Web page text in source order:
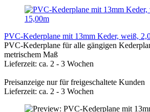
PVC-Kederplane mit 13mm Keder, weiß,
PVC-Kederplane für alle gängigen
metrischem Maß
Lieferzeit: ca. 2 - 3 Wochen
Preisanzeige nur für freigeschaltete Kunden
Lieferzeit: ca. 2 - 3 Wochen